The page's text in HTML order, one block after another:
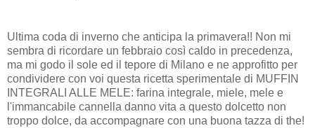
Ultima coda di inverno che anticipa la primavera!! Non mi
sembra di ricordare un febbraio così caldo in precedenza,
ma mi godo il sole ed il tepore di Milano e ne approfitto per
condividere con voi questa ricetta sperimentale di MUFFIN
INTEGRALI ALLE MELE: farina integrale, miele, mele e
l'immancabile cannella danno vita a questo dolcetto non
troppo dolce, da accompagnare con una buona tazza di the!